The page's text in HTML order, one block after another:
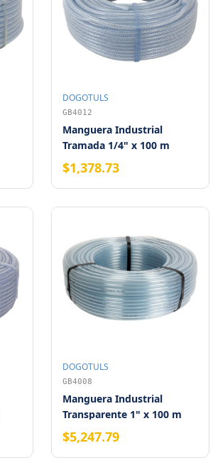
DOGOTULS
GB4012
Manguera Industrial
Tramada 1/4" x 100 m
$1,378.73
DOGOTULS
GB4008
Manguera Industrial
Transparente 1" x 100 m
$5,247.79